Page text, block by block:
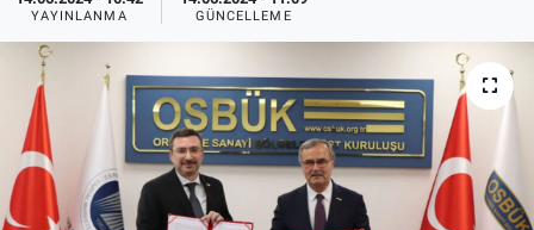
YAYINLANMA GÜNCELLEME
Ağır Sanayi Çözümleri